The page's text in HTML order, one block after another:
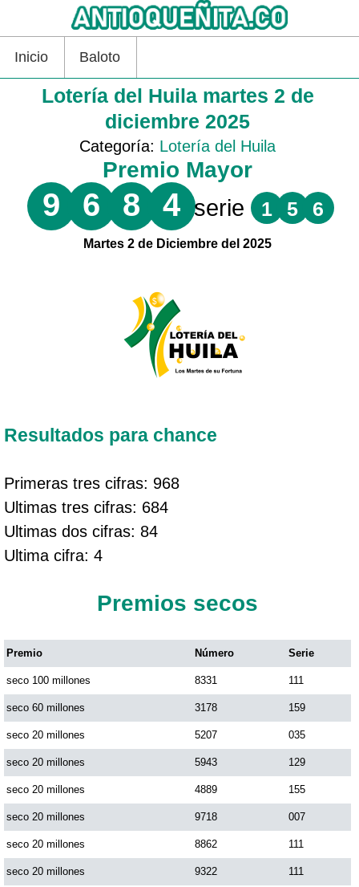
Inicio Baloto
Lotería del Huila martes 2 de
diciembre 2025
Categoría: Lotería del Huila
Premio Mayor
9 6 8 4 serie 1 5 6
Martes 2 de Diciembre del 2025
Resultados para chance
Primeras tres cifras: 968
Ultimas tres cifras: 684
Ultimas dos cifras: 84
Ultima cifra: 4
Premios secos
Premio Número Serie
seco 100 millones 8331 111
seco 60 millones 3178 159
seco 20 millones 5207 035
seco 20 millones 5943 129
seco 20 millones 4889 155
seco 20 millones 9718 007
seco 20 millones 8862 111
seco 20 millones 9322 111